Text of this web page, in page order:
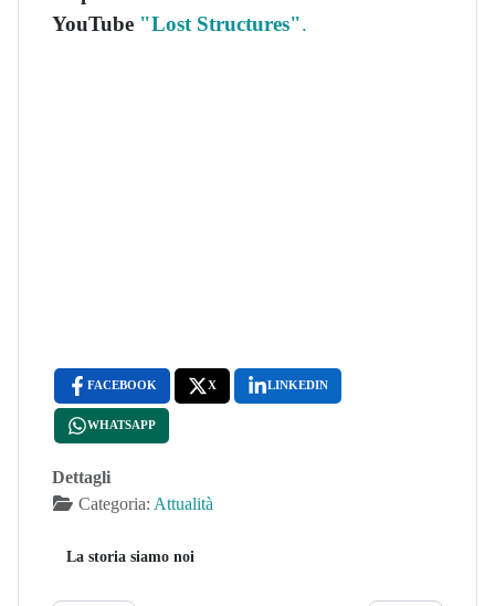
YouTube "Lost Structures".
FACEBOOK X LINKEDIN
WHATSAPP
Dettagli
Categoria: Attualità
La storia siamo noi